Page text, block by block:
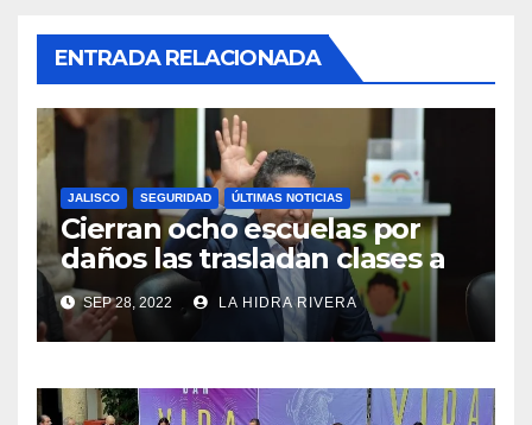
ENTRADA RELACIONADA
JALISCO SEGURIDAD ÚLTIMAS NOTICIAS
Cierran ocho escuelas por
daños las trasladan clases a
sedes alternas.
SEP 28, 2022 LA HIDRA RIVERA